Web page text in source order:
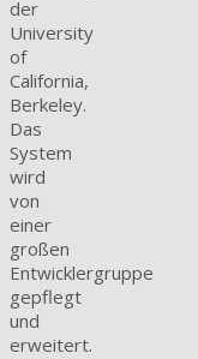
der
University
of
California,
Berkeley.
Das
System
wird
von
einer
großen
Entwicklergruppe
gepflegt
und
erweitert.